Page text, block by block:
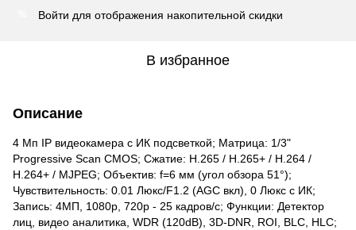
Войти для отображения накопительной скидки
В избранное
Описание
4 Мп IP видеокамера с ИК подсветкой; Матрица: 1/3"
Progressive Scan CMOS; Сжатие: Н.265 / Н.265+ / H.264 /
H.264+ / MJPEG; Объектив: f=6 мм (угол обзора 51°);
Чувствительность: 0.01 Люкс/F1.2 (AGC вкл), 0 Люкс с ИК;
Запись: 4МП, 1080р, 720р - 25 кадров/с; Функции: Детектор
лиц, видео аналитика, WDR (120dB), 3D-DNR, ROI, BLC, HLC;